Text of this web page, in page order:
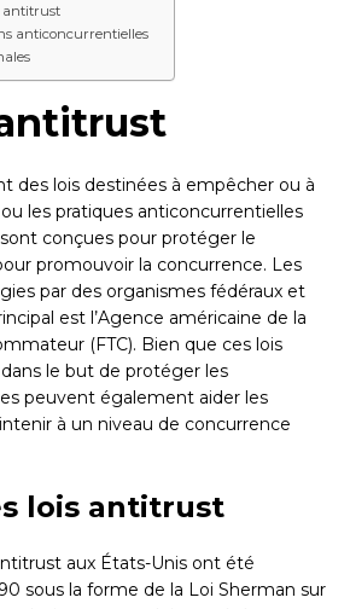
antitrust
anticoncurrentielles
des lois destinées à empêcher ou à
les pratiques anticoncurrentielles
conçues pour protéger le
promouvoir la concurrence. Les
par des organismes fédéraux et
est l’Agence américaine de la
(FTC). Bien que ces lois
le but de protéger les
peuvent également aider les
à un niveau de concurrence
lois antitrust
aux États-Unis ont été
sous la forme de la Loi Sherman sur